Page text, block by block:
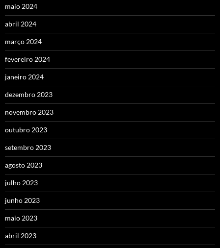
maio 2024
abril 2024
março 2024
fevereiro 2024
janeiro 2024
dezembro 2023
novembro 2023
outubro 2023
setembro 2023
agosto 2023
julho 2023
junho 2023
maio 2023
abril 2023